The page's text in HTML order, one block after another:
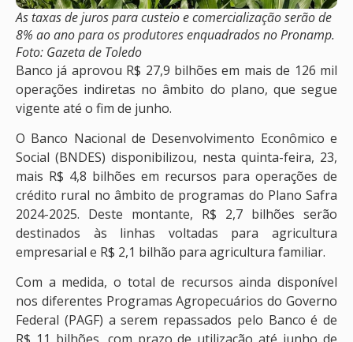
As taxas de juros para custeio e comercialização serão de
8% ao ano para os produtores enquadrados no Pronamp.
Foto: Gazeta de Toledo
Banco já aprovou R$ 27,9 bilhões em mais de 126 mil
operações indiretas no âmbito do plano, que segue
vigente até o fim de junho.
O Banco Nacional de Desenvolvimento Econômico e
Social (BNDES) disponibilizou, nesta quinta-feira, 23,
mais R$ 4,8 bilhões em recursos para operações de
crédito rural no âmbito de programas do Plano Safra
2024-2025. Deste montante, R$ 2,7 bilhões serão
destinados às linhas voltadas para agricultura
empresarial e R$ 2,1 bilhão para agricultura familiar.
Com a medida, o total de recursos ainda disponível
nos diferentes Programas Agropecuários do Governo
Federal (PAGF) a serem repassados pelo Banco é de